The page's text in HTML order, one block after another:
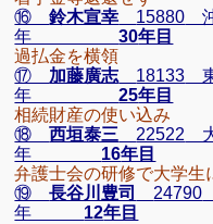
⑯鈴木宣幸 15880
年30年目
過払金を横領
⑰ 加藤廣志 18133
年25年目
相続財産の使い込み
⑱西垣泰三 22522
年 16年目
弁護士会の研修で大学
⑲長谷川豊司 24790
年 12年目